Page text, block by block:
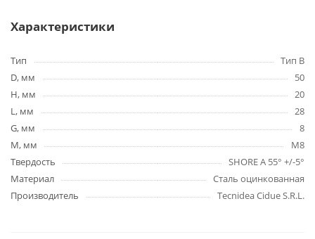
Характеристики
Тип
Тип B
D, мм
50
H, мм
20
L, мм
28
G, мм
8
M, мм
M8
Твердость
SHORE A 55° +/-5°
Материал
Сталь оцинкованная
Производитель
Tecnidea Cidue S.R.L.